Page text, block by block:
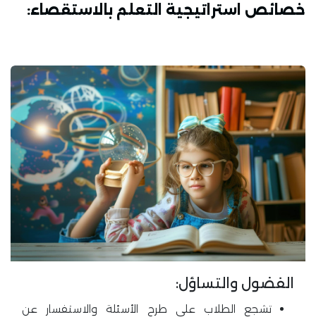
خصائص استراتيجية التعلم بالاستقصاء:
الفضول والتساؤل:
تشجع الطلاب على طرح الأسئلة والاستفسار عن